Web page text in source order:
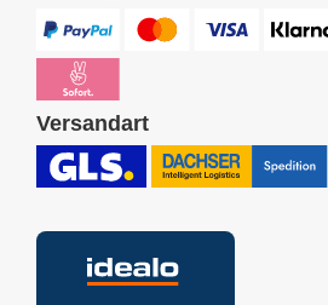
Versandart